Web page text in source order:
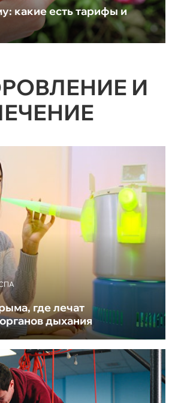
какие есть тарифы и
И
где лечат
дыхания